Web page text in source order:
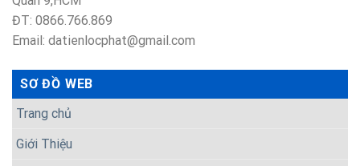
ĐT: 0866.766.869
Email: datienlocphat@gmail.com
SƠ ĐỒ WEB
Trang chủ
Giới Thiệu